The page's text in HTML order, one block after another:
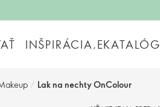
INŠPIRÁCIA,EKATALÓG
/ Lak na nechty OnColour